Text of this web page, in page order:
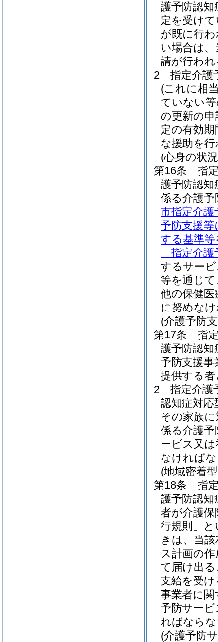
護予防認知
定を受け
が既に行
い場合は
請が行わ
2
指定介護
(これに相
ていない
の更新の
定の有効
な援助を
(心身の状
第16条
指
護予防認
係る介護
市指定介護
予防支援
する基準
「指定介
するサー
等を通じ
他の保健
に努めな
(介護予防
第17条
指
護予防認
予防支援
提供する
2
指定介護
認知症対
その家族
係る介護
ービス又
なければ
(地域密着
第18条
指
護予防認知
者が介護保
行規則」と
きは、当
ス計画の
て届け出
支給を受
事業者に
予防サー
ればなら
(介護予防